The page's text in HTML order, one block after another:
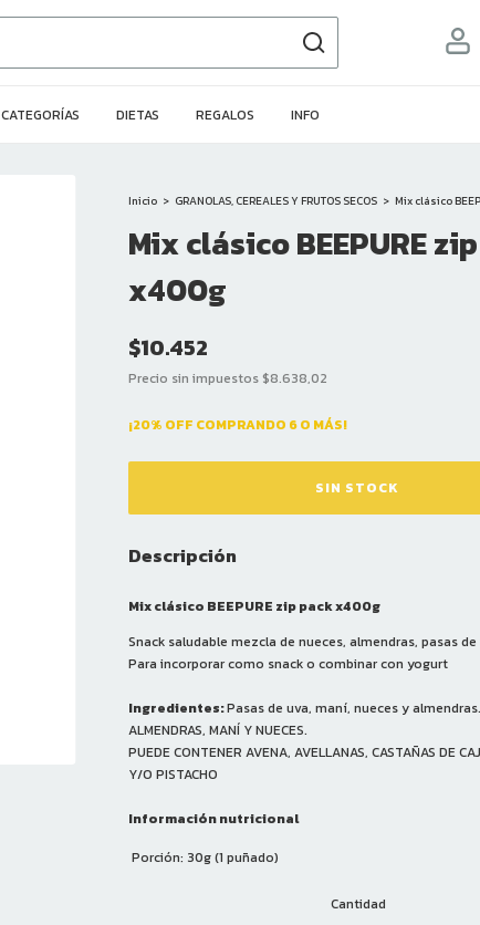
CATEGORÍAS DIETAS REGALOS INFO
Inicio > GRANOLAS, CEREALES Y FRUTOS SECOS > Mix clásico
Mix clásico BEEPURE
x400g
$10.452
Precio sin impuestos $8.638,02
¡20% OFF COMPRANDO 6 O MÁS!
Descripción
Mix clásico BEEPURE zip pack x400g
Snack saludable mezcla de nueces, almendras, pasas
Para incorporar como snack o combinar con yogurt
Ingredientes:Pasas de uva, maní, nueces y almendras.
ALMENDRAS, MANÍ Y NUECES.
PUEDE CONTENER AVENA, AVELLANAS, CASTAÑAS DE
Y/O PISTACHO
Información nutricional
Porción: 30g (1 puñado)
Cantidad